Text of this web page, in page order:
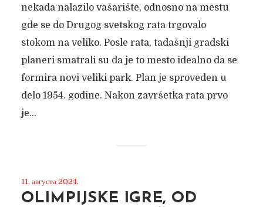
nekada nalazilo vašarište, odnosno na mestu
gde se do Drugog svetskog rata trgovalo
stokom na veliko. Posle rata, tadašnji gradski
planeri smatrali su da je to mesto idealno da se
formira novi veliki park. Plan je sproveden u
delo 1954. godine. Nakon završetka rata prvo
je...
11. августа 2024.
OLIMPIJSKE IGRE, OD